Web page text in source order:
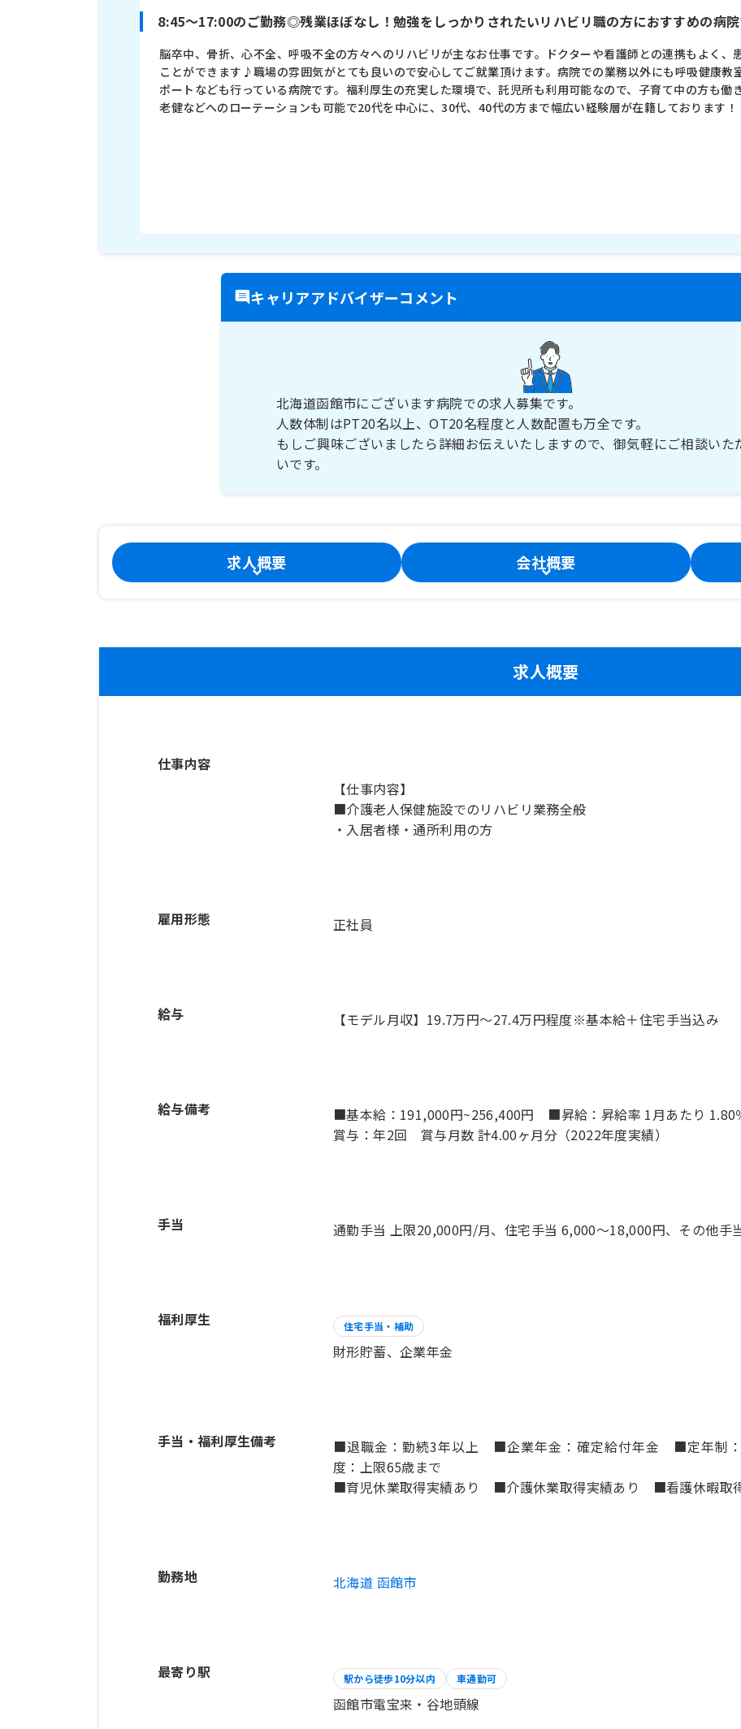
8:45～17:00のご勤務◎残業ほぼなし！勉強をしっかりされたいリハビリ職の方におすすめの病院
脳卒中、骨折、心不全、呼吸不全の方々へのリハビリが主なお仕事です。ドクターや看護師との連携もよく、
ことができます♪職場の雰囲気がとても良いので安心してご就業頂けます。病院での業務以外にも呼吸健康教
ポートなども行っている病院です。福利厚生の充実した環境で、託児所も利用可能なので、子育て中の方も働
老健などへのローテーションも可能で20代を中心に、30代、40代の方まで幅広い経験層が在籍しております！
キャリアアドバイザーコメント
北海道函館市にございます病院での求人募集です。
人数体制はPT20名以上、OT20名程度と人数配置も万全です。
もしご興味ございましたら詳細お伝えいたしますので、御気軽にご相談いた
いです。
求人概要 会社概要
求人概要
仕事内容
【仕事内容】
■介護老人保健施設でのリハビリ業務全般
・入居者様・通所利用の方
雇用形態 正社員
給与 【モデル月収】19.7万円〜27.4万円程度※基本給＋住宅手当込み
給与備考
■基本給：191,000円~256,400円 ■昇給：昇給率 1月あたり 1.80
賞与：年2回 賞与月数 計4.00ヶ月分（2022年度実績）
手当 通勤手当 上限20,000円/月、住宅手当 6,000～18,000円、その他手
福利厚生 住宅手当・補助
財形貯蓄、企業年金
手当・福利厚生備考
■退職金：勤続3年以上 ■企業年金：確定給付年金 ■定年制
度：上限65歳まで
■育児休業取得実績あり ■介護休業取得実績あり ■看護休暇取
勤務地 北海道 函館市
最寄り駅 駅から徒歩10分以内 車通勤可
函館市電宝来・谷地頭線